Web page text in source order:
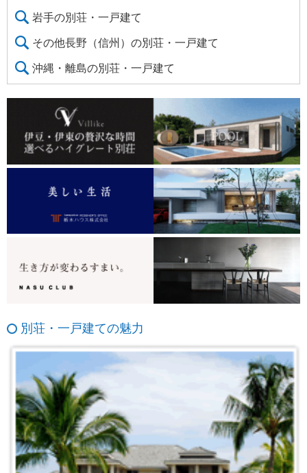
岩手の別荘・一戸建て
その他長野（信州）の別荘・一戸建て
沖縄・離島の別荘・一戸建て
別荘・一戸建ての魅力